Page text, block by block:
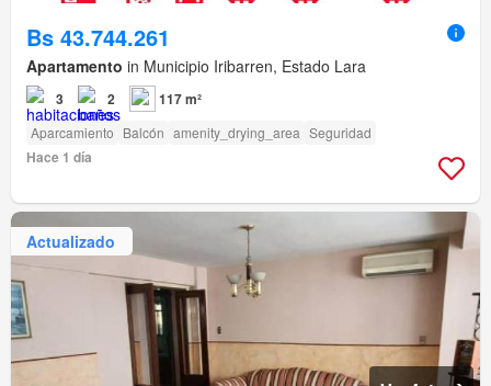
Bs 43.744.261
Apartamento in Municipio Iribarren, Estado Lara
3 2 117 m²
Aparcamiento Balcón amenity_drying_area Seguridad
Hace 1 día
Actualizado